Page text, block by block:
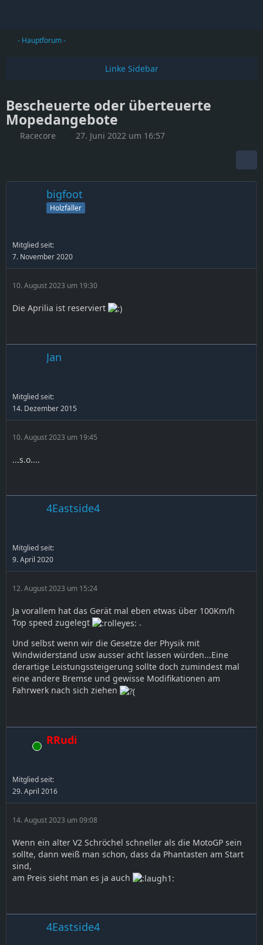
- Hauptforum -
Bescheuerte oder überteuerte
Mopedangebote
Racecore 27. Juni 2022 um 16:57
bigfoot
Holzfäller
Mitglied seit:
7. November 2020
10. August 2023 um 19:30
Die Aprilia ist reserviert
Jan
Mitglied seit:
14. Dezember 2015
10. August 2023 um 19:45
...s.o....
4Eastside4
Mitglied seit:
9. April 2020
12. August 2023 um 15:24
Ja vorallem hat das Gerät mal eben etwas über 100Km/h
Top speed zugelegt
.
Und selbst wenn wir die Gesetze der Physik mit
Windwiderstand usw ausser acht lassen würden...Eine
derartige Leistungssteigerung sollte doch zumindest mal
eine andere Bremse und gewisse Modifikationen am
Fahrwerk nach sich ziehen
Online RRudi
Mitglied seit:
29. April 2016
14. August 2023 um 09:08
Wenn ein alter V2 Schröchel schneller als die MotoGP sein
sollte, dann weiß man schon, dass da Phantasten am Start
sind,
am Preis sieht man es ja auch
4Eastside4